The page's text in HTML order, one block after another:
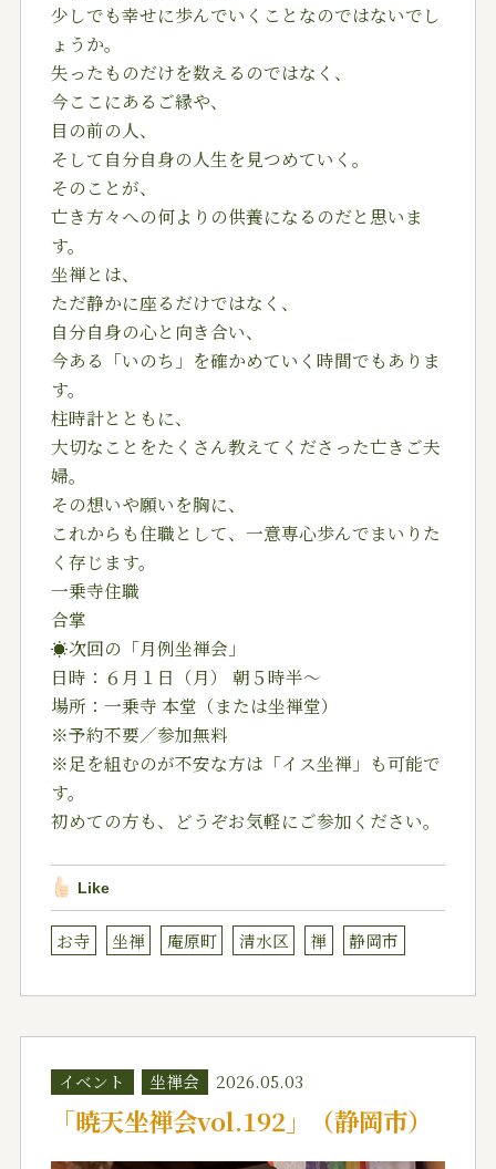
少しでも幸せに歩んでいくことなのではないでし
ょうか。
失ったものだけを数えるのではなく、
今ここにあるご縁や、
目の前の人、
そして自分自身の人生を見つめていく。
そのことが、
亡き方々への何よりの供養になるのだと思いま
す。
坐禅とは、
ただ静かに座るだけではなく、
自分自身の心と向き合い、
今ある「いのち」を確かめていく時間でもありま
す。
柱時計とともに、
大切なことをたくさん教えてくださった亡きご夫
婦。
その想いや願いを胸に、
これからも住職として、一意専心歩んでまいりた
く存じます。
一乗寺住職
合掌
☀️次回の「月例坐禅会」
日時：６月１日（月） 朝５時半〜
場所：一乗寺 本堂（または坐禅堂）
※予約不要／参加無料
※足を組むのが不安な方は「イス坐禅」も可能で
す。
初めての方も、どうぞお気軽にご参加ください。
Like
お寺 坐禅 庵原町 清水区 禅 静岡市
イベント 坐禅会 2026.05.03
「暁天坐禅会vol.192」（静岡市）